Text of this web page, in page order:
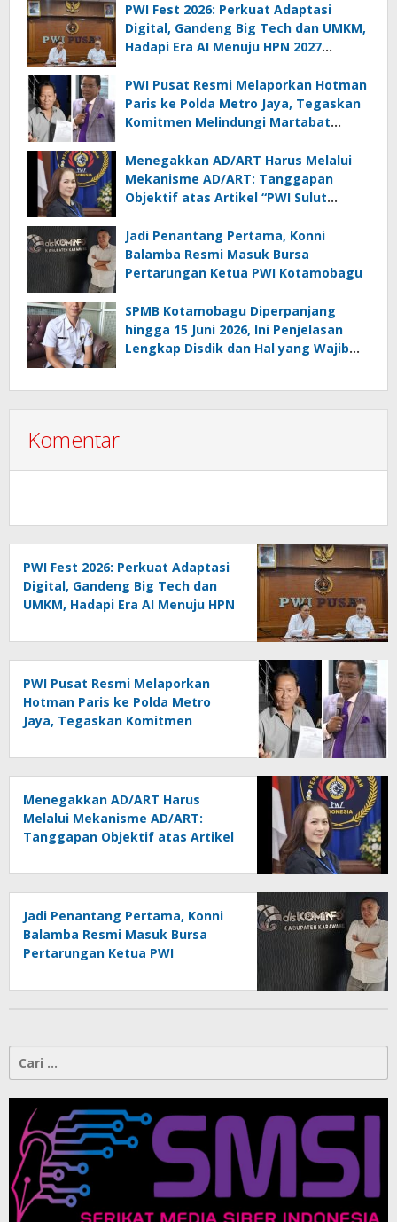
PWI Fest 2026: Perkuat Adaptasi
Digital, Gandeng Big Tech dan UMKM,
Hadapi Era AI Menuju HPN 2027
PWI Pusat Resmi Melaporkan Hotman
Paris ke Polda Metro Jaya, Tegaskan
Komitmen Melindungi Martabat
Menegakkan AD/ART Harus Melalui
Mekanisme AD/ART: Tanggapan
Objektif atas Artikel “PWI Sulut
Melanggar Aturan”
Jadi Penantang Pertama, Konni
Balamba Resmi Masuk Bursa
Pertarungan Ketua PWI Kotamobagu
SPMB Kotamobagu Diperpanjang
hingga 15 Juni 2026, Ini Penjelasan
Lengkap Disdik dan Hal yang Wajib
Komentar
PWI Fest 2026: Perkuat Adaptasi
Digital, Gandeng Big Tech dan
UMKM, Hadapi Era AI Menuju HPN
PWI Pusat Resmi Melaporkan
Hotman Paris ke Polda Metro
Jaya, Tegaskan Komitmen
Menegakkan AD/ART Harus
Melalui Mekanisme AD/ART:
Tanggapan Objektif atas Artikel
Konspirasi Melanggar Aturan”
Jadi Penantang Pertama, Konni
Balamba Resmi Masuk Bursa
Pertarungan Ketua PWI
Cari